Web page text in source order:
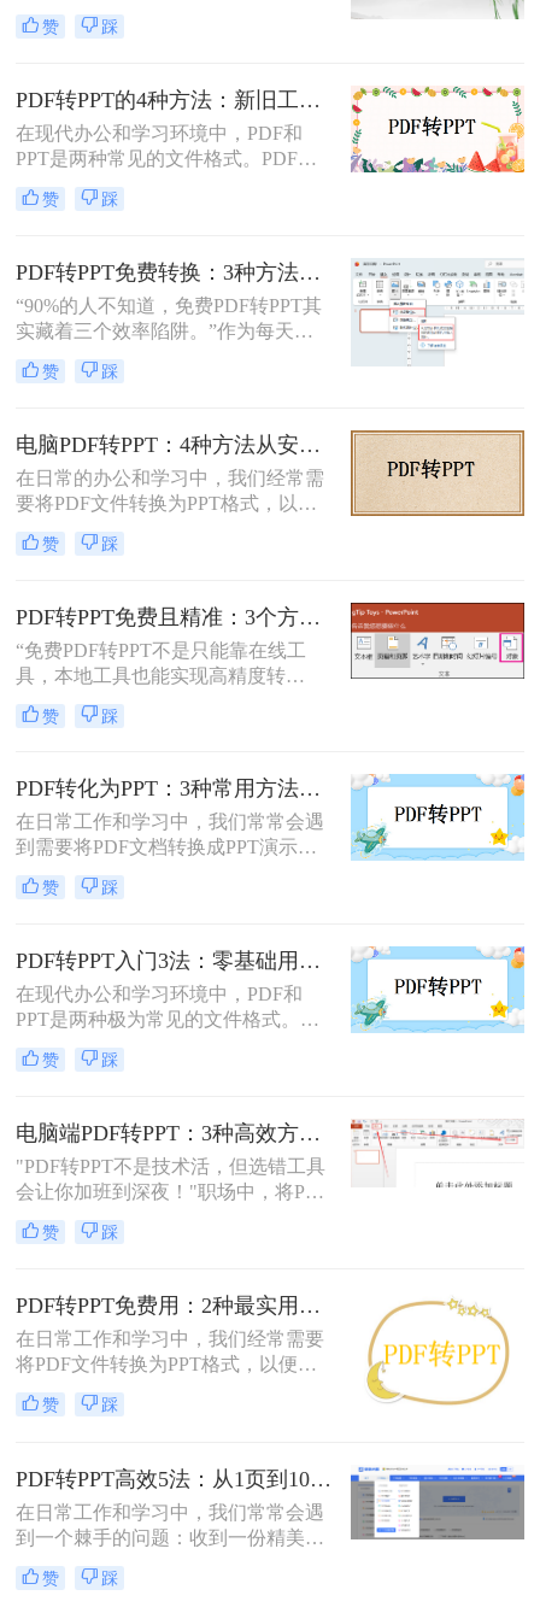
情况。无论是为了便于演示还是进一
步编辑，掌握有效的转换方法都是必
本文将详细介绍几种常用的方法。
赞 踩
PDF转PPT的4种方法：新旧工具对比，哪个更适合批量转换！
在现代办公和学习环境中，PDF和
PPT是两种常见的文件格式。PDF文
件因其跨平台性和不易修改性而广受
欢迎，而PPT则因其强大的演示功能
要将PDF文件转换为PPT格式，以便
进行编辑、修改或演示。那么pdf怎么
转换成ppt呢？本文将详细介绍几种将
PDF转换为PPT的方法，帮助您轻松
实现文件格式的转换。
赞 踩
PDF转PPT免费转换：3种方法的隐藏功能和效率差异！
“90%的人不知道，免费PDF转PPT其
实藏着三个效率陷阱。”作为每天处
理20+份文档的办公博主，我见过太
多人被“免费转换”的噱头坑过——要
要么扫描版PDF转完还是图片格式，
更有甚者因为文件包含商业数据，转
换后收到平台的“付费解锁”勒索邮
件。
赞 踩
电脑PDF转PPT：4种方法从安装到输出的完整对比！
在日常的办公和学习中，我们经常需
要将PDF文件转换为PPT格式，以便
更好地进行演示和编辑。那么电脑如
何PDF转PPT呢？以下介绍四种常见
赞 踩
PDF转PPT免费且精准：3个方法的转换精度和避坑指南！
“免费PDF转PPT不是只能靠在线工
具，本地工具也能实现高精度转
换”在职场办公与自媒体创作中，将
PDF格式的报告、课件、素材转为可
需求。但多数人在寻找免费转换方法
时，要么遭遇操作繁琐的困境，要么
面临转换后格式错乱、信息丢失的问
题，甚至担心文件隐私泄露
赞 踩
PDF转化为PPT：3种常用方法在不同PPT版本下的兼容性！
在日常工作和学习中，我们常常会遇
到需要将PDF文档转换成PPT演示文
稿的情况。无论是为了更好地展示信
息，还是为了方便编辑，掌握如何进
么怎么将pdf转化为ppt呢？本文将介
绍三种常用的方法来实现PDF到PPT
的转换。
赞 踩
PDF转PPT入门3法：零基础用户的操作要点和注意事项！
在现代办公和学习环境中，PDF和
PPT是两种极为常见的文件格式。
PDF因其固定格式的特点而受到广泛
欢迎，尤其适合用于合同、学术论文
而，当这些静态内容需要被进一步编
辑或在公共场合展示时，将其转换为
PPT格式成为了一种常见的需求。那
么PDF如何转为PPT呢？本文将详细
介绍三种将PDF转换为PPT的方法，
帮助您根据自己的实际需求选择最合
赞 踩
电脑端PDF转PPT：3种高效方法的操作步骤和格式保留设置！
"PDF转PPT不是技术活，但选错工具
会让你加班到深夜！"职场中，将PDF
报告一键转化为PPT演示文稿是高频
刚需。然而，90%的办公族曾陷入“转
工”的泥潭——这不是能力问题，而
是工具选择的致命陷阱。那么怎么在
电脑上把pdf转换成ppt呢？作为深耕
电脑办公软件测评8年的博主，我亲
测30+工具，今天聚焦精准高效的转
换方案，帮你避开99%的坑。拒绝低
赞 踩
PDF转PPT免费用：2种最实用的操作路径和避坑要点！
在日常工作和学习中，我们经常需要
将PDF文件转换为PPT格式，以便进
行演示或编辑。那么怎么把pdf转换成
ppt免费呢？本文将介绍两种免费将
完成转换任务。
赞 踩
PDF转PPT高效5法：从1页到100页，方法选择差异很大！
在日常工作和学习中，我们常常会遇
到一个棘手的问题：收到一份精美的
PDF文件，却需要将其内容用于自己
的PPT演示文稿中。PDF因其格式固
赞 踩